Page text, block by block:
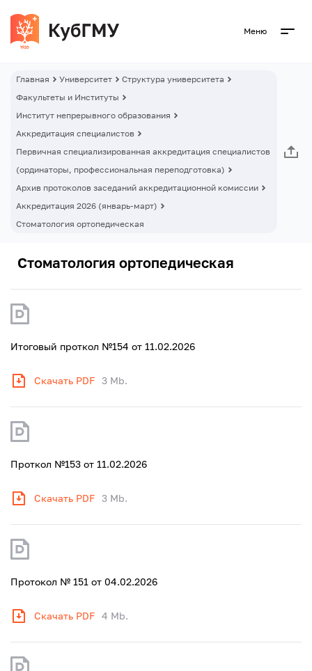
Меню
Главная Университет
Структура университета
Факультеты и Институты
Институт непрерывного образования
Аккредитация специалистов
Первичная специализированная аккредитация специалистов
(ординаторы, профессиональная переподготовка)
Архив протоколов заседаний аккредитационной комиссии
Аккредитация 2026 (январь-март)
Стоматология ортопедическая
Стоматология ортопедическая
Итоговый проткол №154 от 11.02.2026
Скачать PDF 3 Mb.
Проткол №153 от 11.02.2026
Скачать PDF 3 Mb.
Протокол № 151 от 04.02.2026
Скачать PDF 4 Mb.